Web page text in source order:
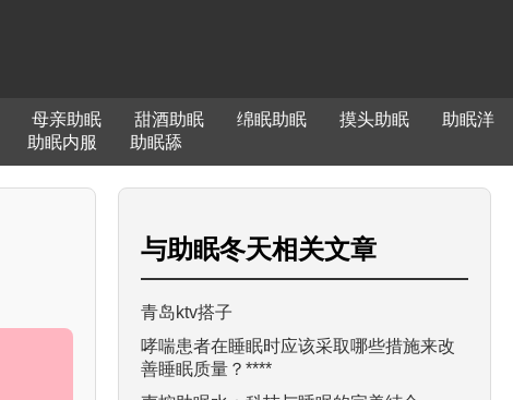
母亲助眠 甜酒助眠 绵眠助眠 摸头助眠
助眠洋
助眠内服 助眠舔
与助眠冬天相关文章
青岛ktv搭子
哮喘患者在睡眠时应该采取哪些措施来改
善睡眠质量？****